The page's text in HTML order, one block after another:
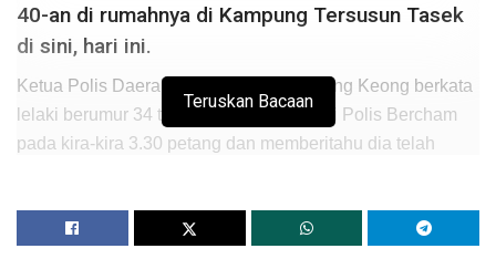
40-an di rumahnya di Kampung Tersusun Tasek
di sini, hari ini.
Ketua Polis Daerah Ipoh, ACP Sum Chang Keong berkata
lelaki berumur 34 tahun itu hadir ke Balai Polis Bercham
pada kira-kira 3.30 petang dan memberitahu dia telah
“Apabila tiba di rumah terbabit polis menemukan
mayat mangsa dengan kesan kecederaan di bahagian
Teruskan Bacaan